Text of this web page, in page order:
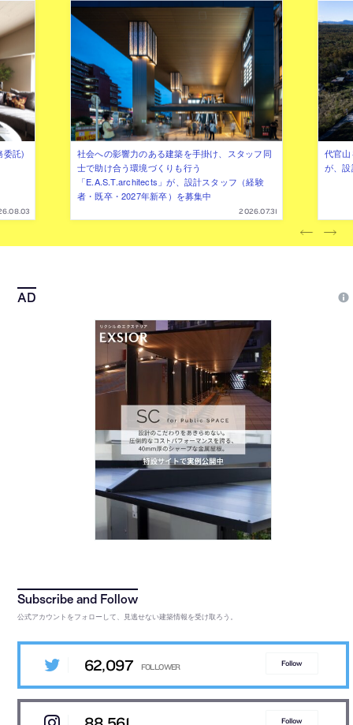
委託)
社会への影響力のある建築を手掛け、スタッフ同
士で助け合う環境づくりも行う
「E.A.S.T.architects」が、設計スタッフ（経験
者・既卒・2027年新卒）を募集中
2026.07.31
代官
が、
公式アカウントをフォローして、見逃せない建築情報を受け取ろう。
62,097 Follow
Follow